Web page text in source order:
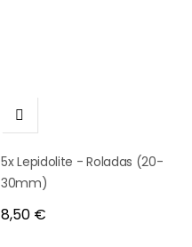

5x Lepidolite - Roladas (20-
30mm)
Preço
8,50 €